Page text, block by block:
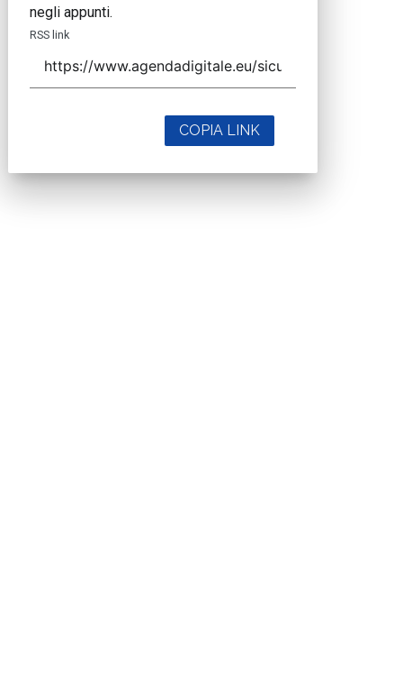
negli appunti.
RSS link
COPIA LINK